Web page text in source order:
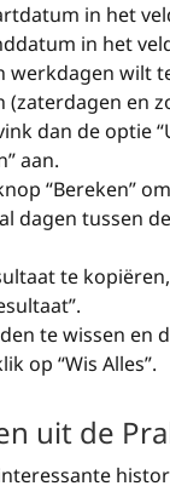
in het
in het
werkdagen wilt
(zaterdagen en
dan de optie
aan.
“Bereken”
dagen tussen
te
te wissen en
op “Wis Alles”.
uit de